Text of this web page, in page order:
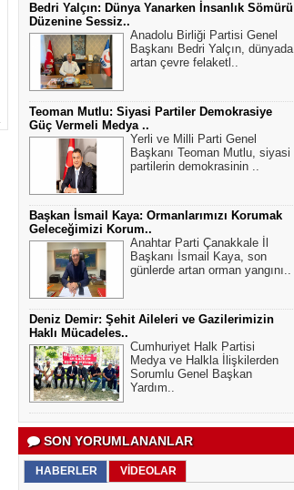
Bedri Yalçın: Dünya Yanarken İnsanlık Sömürü
Düzenine Sessiz..
Anadolu Birliği Partisi Genel
Başkanı Bedri Yalçın, dünyada
artan çevre felaketl..
Teoman Mutlu: Siyasi Partiler Demokrasiye
Güç Vermeli Medya ..
Yerli ve Milli Parti Genel
Başkanı Teoman Mutlu, siyasi
partilerin demokrasinin ..
Başkan İsmail Kaya: Ormanlarımızı Korumak
Geleceğimizi Korum..
Anahtar Parti Çanakkale İl
Başkanı İsmail Kaya, son
günlerde artan orman yangını..
Deniz Demir: Şehit Aileleri ve Gazilerimizin
Haklı Mücadeles..
Cumhuriyet Halk Partisi
Medya ve Halkla İlişkilerden
Sorumlu Genel Başkan
Yardım..
SON YORUMLANANLAR
HABERLER VİDEOLAR